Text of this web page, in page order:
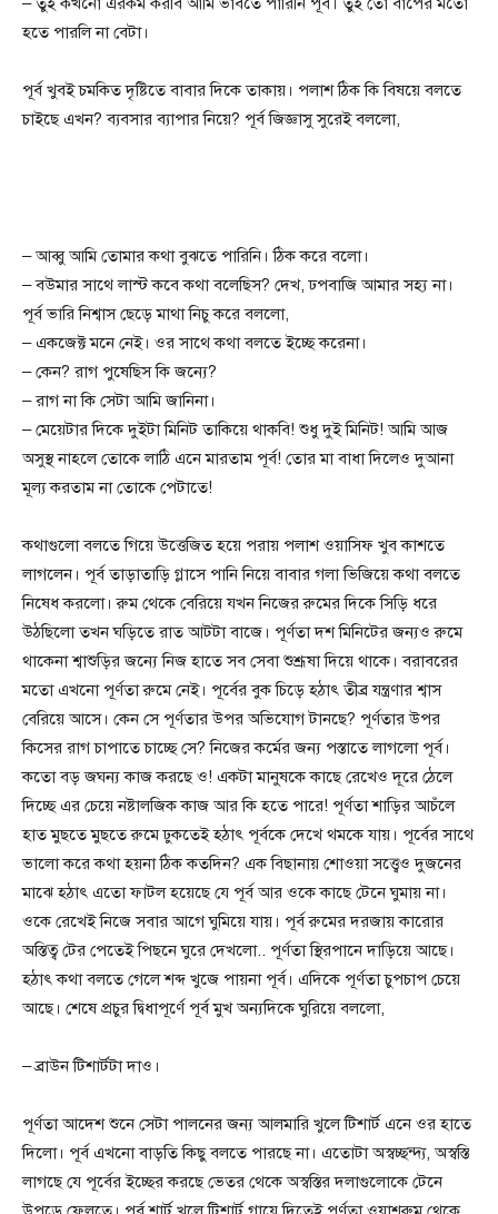
হতে পারলি না বেটা।
পূর্ব খুবই চমকিত দৃষ্টিতে বাবার দিকে তাকায়। পলাশ ঠিক কি বিষয়ে বলতে
চাইছে এখন? ব্যবসার ব্যাপার নিয়ে? পূর্ব জিজ্ঞাসু সুরেই বললো,
– আব্বু আমি তোমার কথা বুঝতে পারিনি। ঠিক করে বলো।
– বউমার সাথে লাস্ট কবে কথা বলেছিস? দেখ, ঢপবাজি আমার সহ্য না।
পূর্ব ভারি নিশ্বাস ছেড়ে মাথা নিচু করে বললো,
– একজেক্ট মনে নেই। ওর সাথে কথা বলতে ইচ্ছে করেনা।
– কেন? রাগ পুষেছিস কি জন্যে?
– রাগ না কি সেটা আমি জানিনা।
– মেয়েটার দিকে দুইটা মিনিট তাকিয়ে থাকবি! শুধু দুই মিনিট! আমি আজ
অসুস্থ নাহলে তোকে লাঠি এনে মারতাম পূর্ব! তোর মা বাধা দিলেও দুআনা
মূল্য করতাম না তোকে পেটাতে!
কথাগুলো বলতে গিয়ে উত্তেজিত হয়ে পরায় পলাশ ওয়াসিফ খুব কাশতে
লাগলেন। পূর্ব তাড়াতাড়ি গ্লাসে পানি নিয়ে বাবার গলা ভিজিয়ে কথা বলতে
নিষেধ করলো। রুম থেকে বেরিয়ে যখন নিজের রুমের দিকে সিড়ি ধরে
উঠছিলো তখন ঘড়িতে রাত আটটা বাজে। পূর্ণতা দশ মিনিটের জন্যও রুমে
থাকেনা শ্বাশুড়ির জন্যে নিজ হাতে সব সেবা শুশ্রূষা দিয়ে থাকে। বরাবরের
মতো এখনো পূর্ণতা রুমে নেই। পূর্বের বুক চিড়ে হঠাৎ তীব্র যন্ত্রণার শ্বাস
বেরিয়ে আসে। কেন সে পূর্ণতার উপর অভিযোগ টানছে? পূর্ণতার উপর
কিসের রাগ চাপাতে চাচ্ছে সে? নিজের কর্মের জন্য পস্তাতে লাগলো পূর্ব।
কতো বড় জঘন্য কাজ করছে ও! একটা মানুষকে কাছে রেখেও দূরে ঠেলে
দিচ্ছে এর চেয়ে নষ্টালজিক কাজ আর কি হতে পারে! পূর্ণতা শাড়ির আচঁলে
হাত মুছতে মুছতে রুমে ঢুকতেই হঠাৎ পূর্বকে দেখে থমকে যায়। পূর্বের সাথে
ভালো করে কথা হয়না ঠিক কতদিন? এক বিছানায় শোওয়া সত্ত্বেও দুজনের
মাঝে হঠাৎ এতো ফাটল হয়েছে যে পূর্ব আর ওকে কাছে টেনে ঘুমায় না।
ওকে রেখেই নিজে সবার আগে ঘুমিয়ে যায়। পূর্ব রুমের দরজায় কারোর
অস্তিত্ব টের পেতেই পিছনে ঘুরে দেখলো.. পূর্ণতা স্থিরপানে দাড়িয়ে আছে।
হঠাৎ কথা বলতে গেলে শব্দ খুজে পায়না পূর্ব। এদিকে পূর্ণতা চুপচাপ চেয়ে
আছে। শেষে প্রচুর দ্বিধাপূর্ণে পূর্ব মুখ অন্যদিকে ঘুরিয়ে বললো,
– ব্রাউন টিশার্টটা দাও।
পূর্ণতা আদেশ শুনে সেটা পালনের জন্য আলমারি খুলে টিশার্ট এনে ওর হাতে
দিলো। পূর্ব এখনো বাড়তি কিছু বলতে পারছে না। এতোটা অস্বচ্ছন্দ্য, অস্বস্তি
লাগছে যে পূর্বের ইচ্ছের করছে ভেতর থেকে অস্বস্তির দলাগুলোকে টেনে